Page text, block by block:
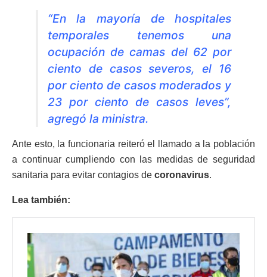
“En la mayoría de hospitales
temporales tenemos una
ocupación de camas del 62 por
ciento de casos severos, el 16
por ciento de casos moderados y
23 por ciento de casos leves”,
agregó la ministra.
Ante esto, la funcionaria reiteró el llamado a la población
a continuar cumpliendo con las medidas de seguridad
sanitaria para evitar contagios de coronavirus.
Lea también: